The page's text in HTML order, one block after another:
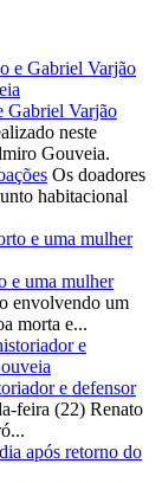
Gabriel Varjão
neste
Gouveia.
Os doadores
habitacional
e uma mulher
envolvendo um
morta e...
e defensor
feira (22) Renato